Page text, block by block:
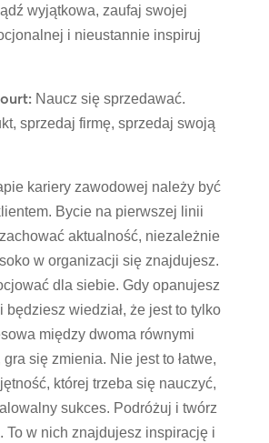
wyjątkowa, zaufaj swojej
i nieustannie inspiruj
Naucz się sprzedawać.
sprzedaj firmę, sprzedaj swoją
kariery zawodowej należy być
Bycie na pierwszej linii
aktualność, niezależnie
w organizacji się znajdujesz.
dla siebie. Gdy opanujesz
będziesz wiedział, że jest to tylko
między dwoma równymi
się zmienia. Nie jest to łatwe,
której trzeba się nauczyć,
sukces. Podróżuj i twórz
To w nich znajdujesz inspirację i